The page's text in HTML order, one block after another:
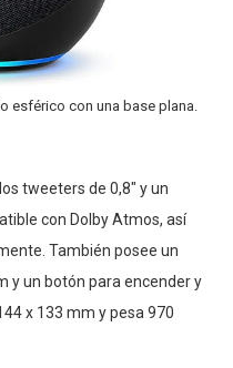
esférico con una base plana.
tweeters de 0,8″ y un
con Dolby Atmos, así
También posee un
y un botón para encender y
x 133 mm y pesa 970